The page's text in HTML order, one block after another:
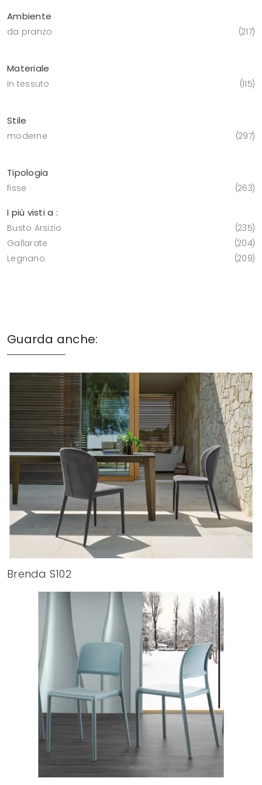
Ambiente
da pranzo 217
Materiale
in tessuto 115
Stile
moderne 297
Tipologia
fisse 263
I più visti a :
Busto Arsizio
235
Gallarate
204
Legnano
209
Guarda anche:
Brenda S102